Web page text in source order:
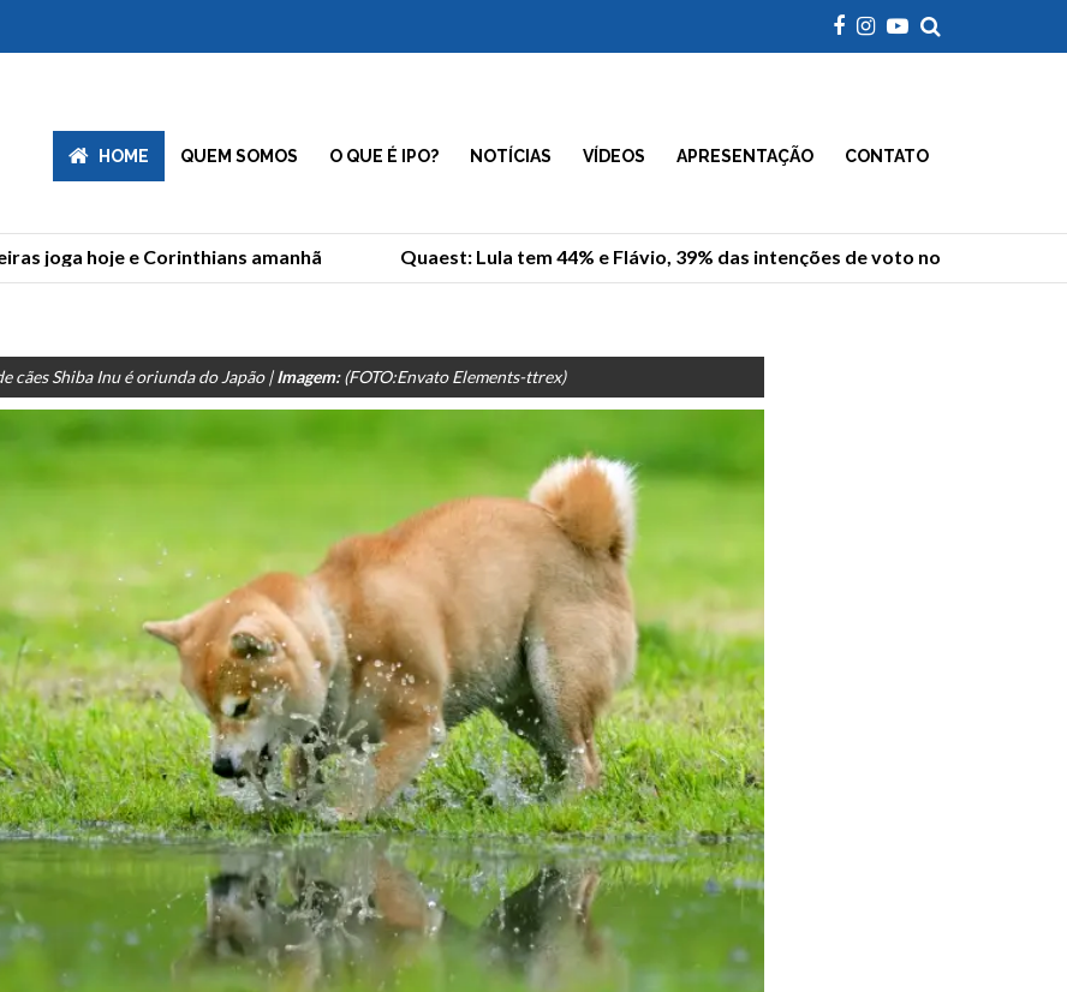
HOME QUEM SOMOS O QUE É IPO? NOTÍCIAS VÍDEOS APRESENTAÇÃO CONTATO
joga hoje e Corinthians amanhã Quaest: Lula tem 44% e Flávio, 39% das intenções de voto no 2º turno
cães Shiba Inu é oriunda do Japão |Imagem:(FOTO:Envato Elements-ttrex)